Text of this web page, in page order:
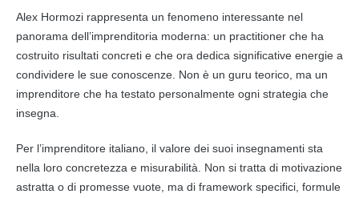
Alex Hormozi rappresenta un fenomeno interessante nel
panorama dell’imprenditoria moderna: un practitioner che ha
costruito risultati concreti e che ora dedica significative energie a
condividere le sue conoscenze. Non è un guru teorico, ma un
imprenditore che ha testato personalmente ogni strategia che
insegna.
Per l’imprenditore italiano, il valore dei suoi insegnamenti sta
nella loro concretezza e misurabilità. Non si tratta di motivazione
astratta o di promesse vuote, ma di framework specifici, formule